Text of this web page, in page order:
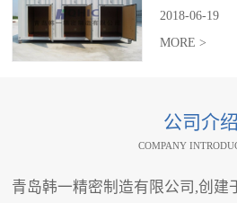
2018-06-19
MORE >
公司介绍
COMPANY
青岛韩一精密制造有限公司,创建